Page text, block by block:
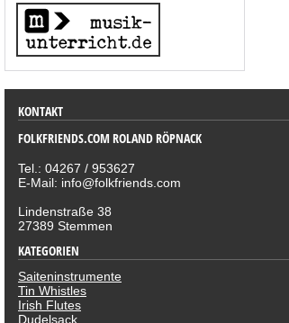
KONTAKT
FOLKFRIENDS.COM ROLAND RÖPNACK
Tel.: 04267 / 953627
E-Mail: info@folkfriends.com
Lindenstraße 38
27389 Stemmen
KATEGORIEN
Saiteninstrumente
Tin Whistles
Irish Flutes
Dudelsack